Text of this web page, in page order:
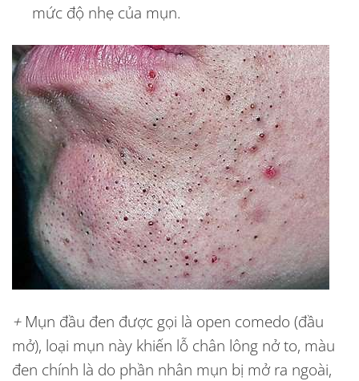
mức độ nhẹ của mụn.
+ Mụn đầu đen được gọi là open comedo (đầu
mở), loại mụn này khiến lỗ chân lông nở to, màu
đen chính là do phần nhân mụn bị mở ra ngoài,